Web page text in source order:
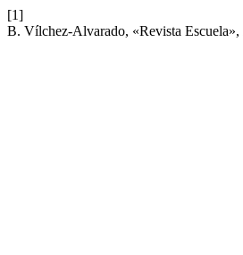
[1]
B. Vílchez-Alvarado, «Revista Escuela»,